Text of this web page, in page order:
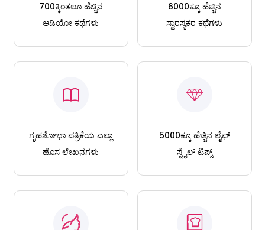
700ಕ್ಕಿಂತಲೂ ಹೆಚ್ಚಿನ
ಆಡಿಯೋ ಕಥೆಗಳು
6000ಕ್ಕೂ ಹೆಚ್ಚಿನ
ಸ್ವಾರಸ್ಯಕರ ಕಥೆಗಳು
ಗೃಹಶೋಭಾ ಪತ್ರಿಕೆಯ ಎಲ್ಲಾ
ಹೊಸ ಲೇಖನಗಳು
5000ಕ್ಕೂ ಹೆಚ್ಚಿನ ಲೈಫ್
ಸ್ಟೈಲ್ ಟಿಪ್ಸ್